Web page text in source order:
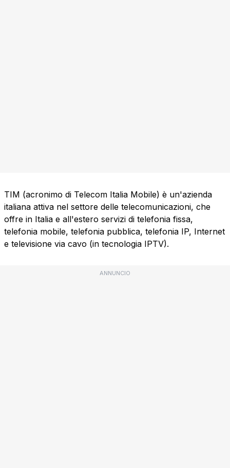
TIM (acronimo di Telecom Italia Mobile) è un'azienda
italiana attiva nel settore delle telecomunicazioni, che
offre in Italia e all'estero servizi di telefonia fissa,
telefonia mobile, telefonia pubblica, telefonia IP, Internet
e televisione via cavo (in tecnologia IPTV).
ANNUNCIO